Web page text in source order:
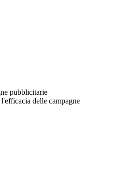
pubblicitarie
delle campagne